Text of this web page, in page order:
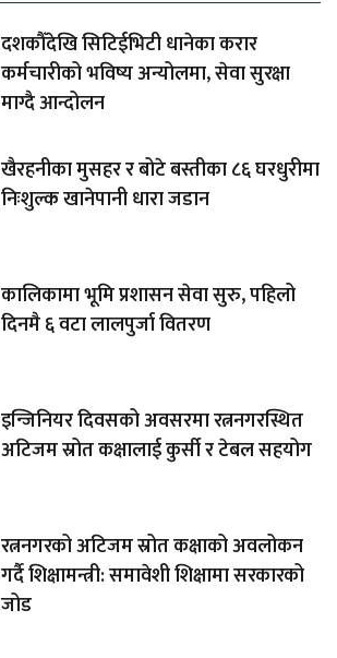
दशकौँदेखि सिटिईभिटी धानेका करार
कर्मचारीको भविष्य अन्योलमा, सेवा सुरक्षा
माग्दै आन्दोलन
खैरहनीका मुसहर र बोटे बस्तीका ८६ घरधुरीमा
निःशुल्क खानेपानी धारा जडान
कालिकामा भूमि प्रशासन सेवा सुरु, पहिलो
दिनमै ६ वटा लालपुर्जा वितरण
इन्जिनियर दिवसको अवसरमा रत्ननगरस्थित
अटिजम स्रोत कक्षालाई कुर्सी र टेबल सहयोग
रत्ननगरको अटिजम स्रोत कक्षाको अवलोकन
गर्दै शिक्षामन्त्री: समावेशी शिक्षामा सरकारको
जोड